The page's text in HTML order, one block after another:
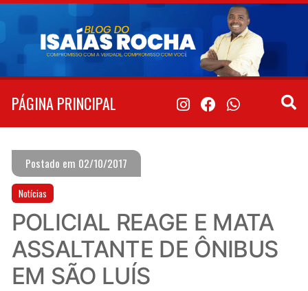
Pular
conteúdo
PÁGINA PRINCIPAL
Postado em 02/10/2017
Notícias
POLICIAL REAGE E MATA
ASSALTANTE DE ÔNIBUS
EM SÃO LUÍS